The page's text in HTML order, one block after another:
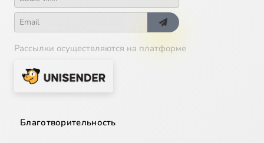
16 Прыгуньи
Садовник и семейство
Рассылки осуществляются на платформе
Благотворительность